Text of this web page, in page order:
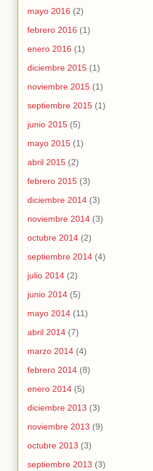
mayo 2016 (2)
febrero 2016 (1)
enero 2016 (1)
diciembre 2015 (1)
noviembre 2015 (1)
septiembre 2015 (1)
junio 2015 (5)
mayo 2015 (1)
abril 2015 (2)
febrero 2015 (3)
diciembre 2014 (3)
noviembre 2014 (3)
octubre 2014 (2)
septiembre 2014 (4)
julio 2014 (2)
junio 2014 (5)
mayo 2014 (11)
abril 2014 (7)
marzo 2014 (4)
febrero 2014 (8)
enero 2014 (5)
diciembre 2013 (3)
noviembre 2013 (9)
octubre 2013 (3)
septiembre 2013 (3)